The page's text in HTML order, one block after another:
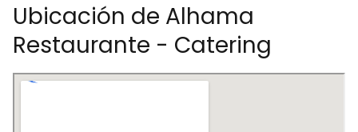
Ubicación de Alhama
Restaurante - Catering